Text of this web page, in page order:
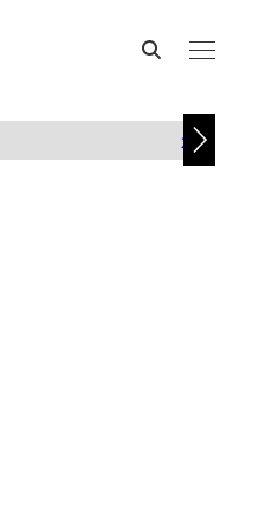
カスタム